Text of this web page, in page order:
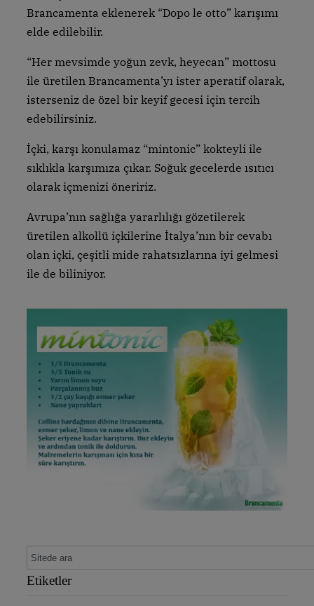
Brancamenta eklenerek “Dopo le otto” karışımı
elde edilebilir.
“Her mevsimde yoğun zevk, heyecan” mottosu
ile üretilen Brancamenta’yı ister aperatif olarak,
isterseniz de özel bir keyif gecesi için tercih
edebilirsiniz.
İçki, karşı konulamaz “mintonic” kokteyli ile
sıklıkla karşımıza çıkar. Soğuk gecelerde ısıtıcı
olarak içmenizi öneririz.
Avrupa’nın sağlığa yararlılığı gözetilerek
üretilen alkollü içkilerine İtalya’nın bir cevabı
olan içki, çeşitli mide rahatsızlarına iyi gelmesi
ile de biliniyor.
Etiketler